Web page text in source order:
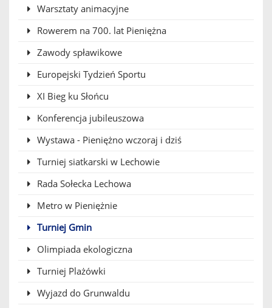
Warsztaty animacyjne
Rowerem na 700. lat Pieniężna
Zawody spławikowe
Europejski Tydzień Sportu
XI Bieg ku Słońcu
Konferencja jubileuszowa
Wystawa - Pieniężno wczoraj i dziś
Turniej siatkarski w Lechowie
Rada Sołecka Lechowa
Metro w Pieniężnie
Turniej Gmin
Olimpiada ekologiczna
Turniej Plażówki
Wyjazd do Grunwaldu